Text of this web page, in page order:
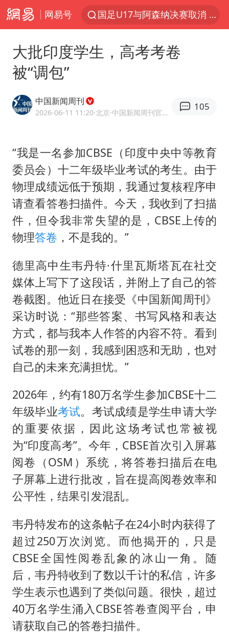
网易号
国足U17与阿森纳决赛取消 并列冠军
韩军前线部队连曝丑闻
《龙餐馆》 冲奖
笔试第一被劝弃考涉事副校长被撤职
构建更高水平的全民健身公共服务体系
挡“张雪机车”民进党当局怕什么
香港高温刷新历史纪录
中国第1高楼阻尼器摆动明显
奋力开创中国式现代化建设新局面
大批印度学生，高考考卷
被“调包”
中国新闻周刊
2026-06-11 11:20·北京 ·中国新闻周刊官方网易号
105
“我是一名参加CBSE（印度中央中等教育
委员会）十二年级毕业考试的考生。由于
物理成绩远低于预期，我通过复核程序申
请查看答卷扫描件。今天，我收到了扫描
件，但令我非常失望的是，CBSE上传的
物理答卷 ，不是我的。”
德里高中生韦丹特·什里瓦斯塔瓦在社交
媒体上写下了这段话，并附上了自己的答
卷截图。他近日在接受《中国新闻周刊》
采访时说：“那些答案、书写风格和表达
方式，都与我本人作答的内容不符。看到
试卷的那一刻，我感到困惑和无助，也对
自己的未来充满担忧。”
2026年，约有180万名学生参加CBSE十二
年级毕业考试。考试成绩是学生申请大学
的重要依据，因此这场考试也常被视
为“印度高考”。今年，CBSE首次引入屏幕
阅卷（OSM）系统，将答卷扫描后在电
子屏幕上进行批改，旨在提高阅卷效率和
公平性，结果引发混乱。
韦丹特发布的这条帖子在24小时内获得了
超过250万次浏览。而他揭开的，只是
CBSE全国性阅卷乱象的冰山一角。随
后，韦丹特收到了数以千计的私信，许多
学生表示也遇到了类似问题。很快，超过
40万名学生涌入CBSE答卷查阅平台，申
请获取自己的答卷扫描件。